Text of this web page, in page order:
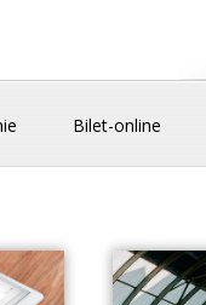
Bilet-online